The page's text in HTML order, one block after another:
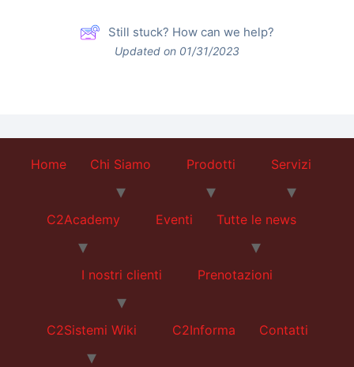
Still stuck? How can we help?
Updated on 01/31/2023
Home Chi Siamo Prodotti Servizi
C2Academy Eventi Tutte le news
I nostri clienti Prenotazioni
C2Sistemi Wiki C2Informa Contatti